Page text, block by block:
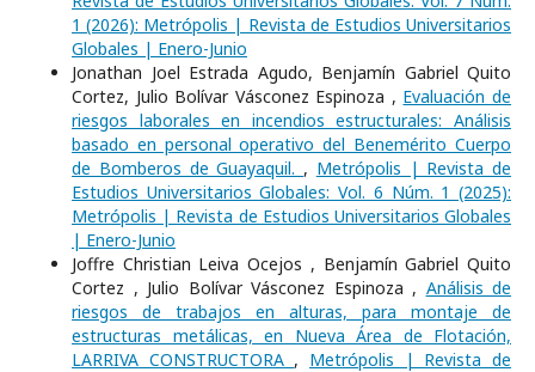
1 (2026): Metrópolis | Revista de Estudios Universitarios
Globales | Enero-Junio
Jonathan Joel Estrada Agudo, Benjamín Gabriel Quito
Cortez, Julio Bolívar Vásconez Espinoza , Evaluación de
riesgos laborales en incendios estructurales: Análisis
basado en personal operativo del Benemérito Cuerpo
de Bomberos de Guayaquil. , Metrópolis | Revista de
Estudios Universitarios Globales: Vol. 6 Núm. 1 (2025):
Metrópolis | Revista de Estudios Universitarios Globales
| Enero-Junio
Joffre Christian Leiva Ocejos , Benjamín Gabriel Quito
Cortez , Julio Bolívar Vásconez Espinoza , Análisis de
riesgos de trabajos en alturas, para montaje de
estructuras metálicas, en Nueva Área de Flotación,
LARRIVA CONSTRUCTORA , Metrópolis | Revista de